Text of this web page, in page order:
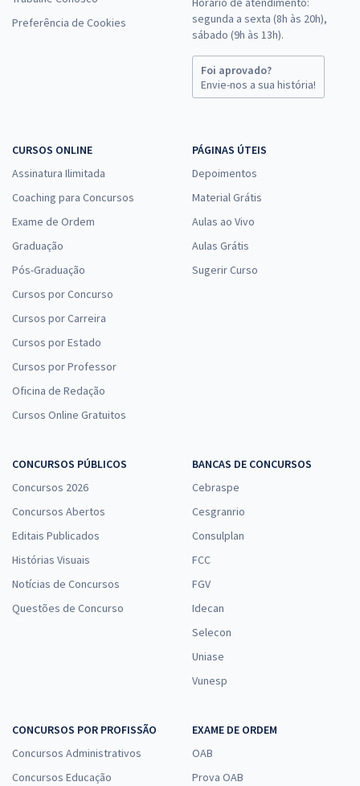
Preferência de Cookies
segunda a sexta (8h às 20h),
sábado (9h às 13h).
Foi aprovado?
Envie-nos a sua história!
CURSOS ONLINE
Assinatura Ilimitada
Coaching para Concursos
Exame de Ordem
Graduação
Pós-Graduação
Cursos por Concurso
Cursos por Carreira
Cursos por Estado
Cursos por Professor
Oficina de Redação
Cursos Online Gratuitos
PÁGINAS ÚTEIS
Depoimentos
Material Grátis
Aulas ao Vivo
Aulas Grátis
Sugerir Curso
CONCURSOS PÚBLICOS
Concursos 2026
Concursos Abertos
Editais Publicados
Histórias Visuais
Notícias de Concursos
Questões de Concurso
BANCAS DE CONCURSOS
Cebraspe
Cesgranrio
Consulplan
FCC
FGV
Idecan
Selecon
Uniase
Vunesp
CONCURSOS POR PROFISSÃO
Concursos Administrativos
Concursos Educação
EXAME DE ORDEM
OAB
Prova OAB